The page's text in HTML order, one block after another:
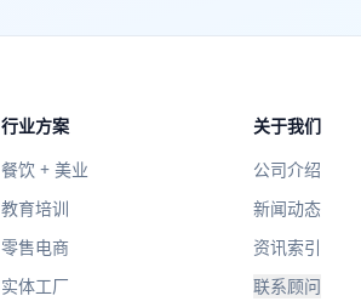
行业方案
餐饮 + 美业
教育培训
零售电商
实体工厂
关于我们
公司介绍
新闻动态
资讯索引
联系顾问